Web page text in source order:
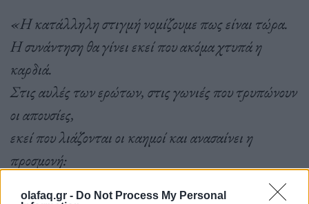
olafaq.gr - Do Not Process My Personal
«Η κατάλληλη στιγμή νομίζουμε πως είναι τώρα.
Η συνάντηση θα γίνει εκεί που ακόμα χτυπά η
καρδιά.
Στις αυλές των ερώτων, στις γωνιές που τρυπώνουν
οι απουσίες,
εκεί που λιάζονται οι καημοί και ανασαίνει η
προσμονή: